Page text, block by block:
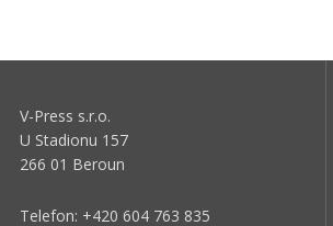
V-Press s.r.o.
U Stadionu 157
266 01 Beroun
Telefon: +420 604 763 835